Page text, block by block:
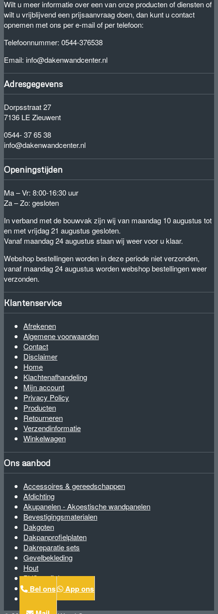
Wilt u meer informatie over een van onze producten of diensten of
wilt u vrijblijvend een prijsaanvraag doen, dan kunt u contact
opnemen met ons per e-mail of per telefoon:
Telefoonnummer: 0544-376538
Email: info@dakenwandcenter.nl
Adresgegevens
Dorpsstraat 27
7136 LE Zieuwent
0544- 37 65 38
info@dakenwandcenter.nl
Openingstijden
Ma – Vr: 8:00-16:30 uur
Za – Zo: gesloten
In verband met de bouwvak zijn wij van maandag 10 augustus tot
en met vrijdag 21 augustus gesloten.
Vanaf maandag 24 augustus staan wij weer voor u klaar.
Webshop bestellingen worden in deze periode niet verzonden,
vanaf maandag 24 augustus worden webshop bestellingen weer
verzonden.
Klantenservice
Afrekenen
Algemene voorwaarden
Contact
Disclaimer
Home
Klachtenafhandeling
Mijn account
Privacy Policy
Producten
Retourneren
Verzendinformatie
Winkelwagen
Ons aanbod
Accessoires & gereedschappen
Afdichting
Akupanelen - Akoestische wandpanelen
Bevestigingsmaterialen
Dakgoten
Dakpanprofielplaten
Dakreparatie sets
Gevelbekleding
Hout
PVC profielen
Spinvliesfolie
Bel ons App ons